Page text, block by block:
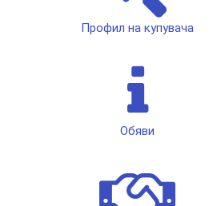
Профил на купувача
Обяви